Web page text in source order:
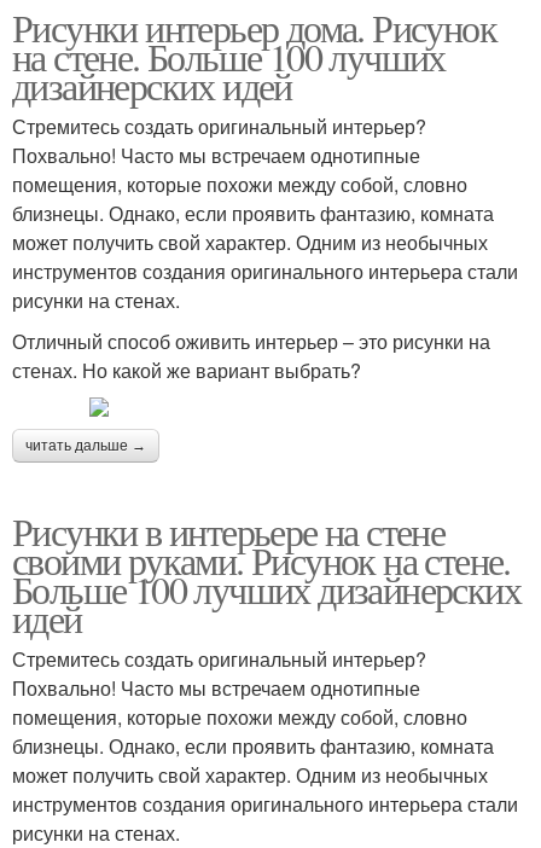
Рисунки интерьер дома. Рисунок
на стене. Больше 100 лучших
дизайнерских идей
Стремитесь создать оригинальный интерьер?
Похвально! Часто мы встречаем однотипные
помещения, которые похожи между собой, словно
близнецы. Однако, если проявить фантазию, комната
может получить свой характер. Одним из необычных
инструментов создания оригинального интерьера стали
рисунки на стенах.
Отличный способ оживить интерьер – это рисунки на
стенах. Но какой же вариант выбрать?
читать дальше →
Рисунки в интерьере на стене
своими руками. Рисунок на стене.
Больше 100 лучших дизайнерских
идей
Стремитесь создать оригинальный интерьер?
Похвально! Часто мы встречаем однотипные
помещения, которые похожи между собой, словно
близнецы. Однако, если проявить фантазию, комната
может получить свой характер. Одним из необычных
инструментов создания оригинального интерьера стали
рисунки на стенах.